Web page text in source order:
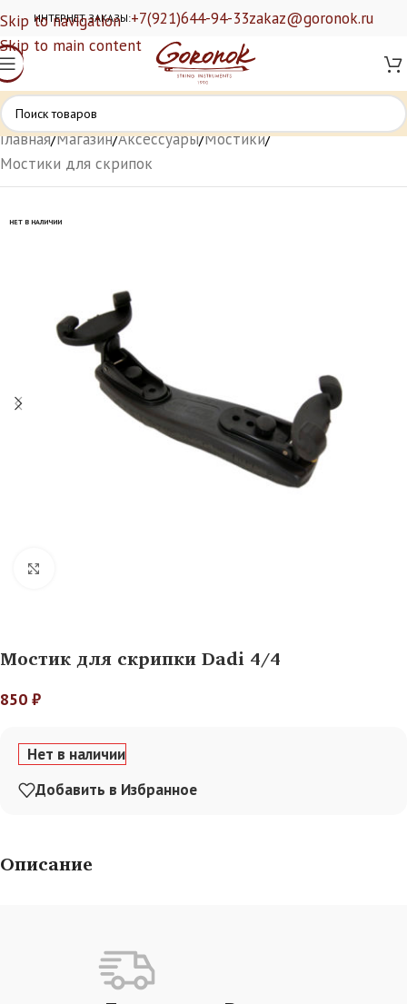
Skip to navigation
Skip to main content
ИНТЕРНЕТ ЗАКАЗЫ:+7(921)644-94-33zakaz@goronok.ru
Главная/Магазин/Аксессуары/Мостики/
Мостики для скрипок
НЕТ В НАЛИЧИИ
Мостик для скрипки Dadi 4/4
850 ₽
Нет в наличии
Добавить в Избранное
Описание